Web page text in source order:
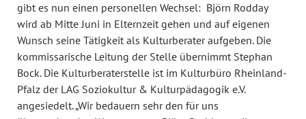
gibt es nun einen personellen Wechsel: Björn Rodday
wird ab Mitte Juni in Elternzeit gehen und auf eigenen
Wunsch seine Tätigkeit als Kulturberater aufgeben. Die
kommissarische Leitung der Stelle übernimmt Stephan
Bock. Die Kulturberaterstelle ist im Kulturbüro Rheinland-
Pfalz der LAG Soziokultur & Kulturpädagogik e.V.
angesiedelt. „Wir bedauern sehr den für uns